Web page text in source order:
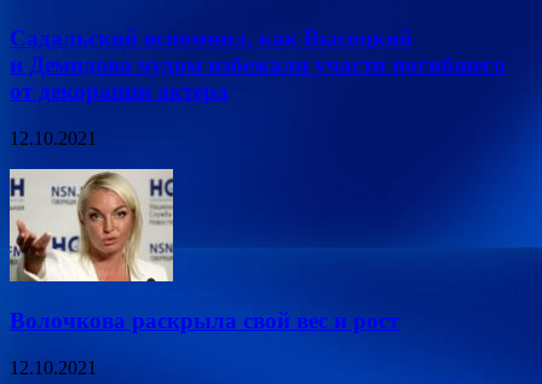
Садальский вспомнил, как Высоцкий
и Демидова чудом избежали участи погибшего
от декорации актера
12.10.2021
Волочкова раскрыла свой вес и рост
12.10.2021